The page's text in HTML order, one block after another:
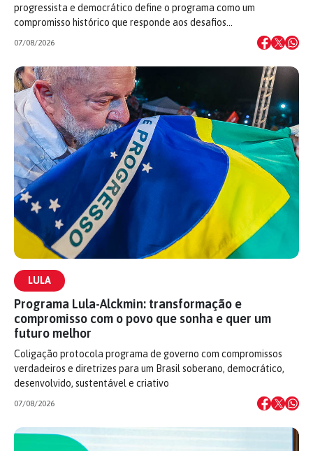
progressista e democrático define o programa como um
compromisso histórico que responde aos desafios…
07/08/2026
LULA
Programa Lula-Alckmin: transformação e
compromisso com o povo que sonha e quer um
futuro melhor
Coligação protocola programa de governo com compromissos
verdadeiros e diretrizes para um Brasil soberano, democrático,
desenvolvido, sustentável e criativo
07/08/2026